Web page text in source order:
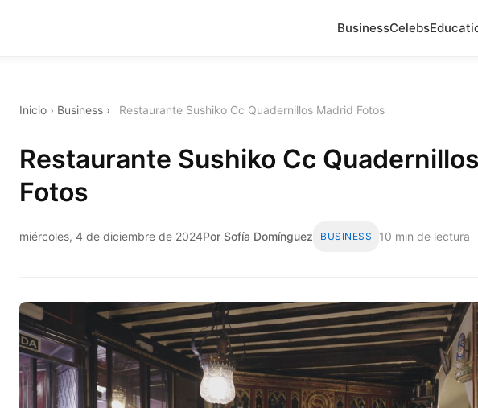
BusinessCelebs
Inicio › Business › Restaurante Sushiko Cc Quadernillos Madrid Fotos
Restaurante Sushiko Cc
Fotos
miércoles, 4 de diciembre de 2024Por Sofía Domínguez BUSINESS 10 min de lectura